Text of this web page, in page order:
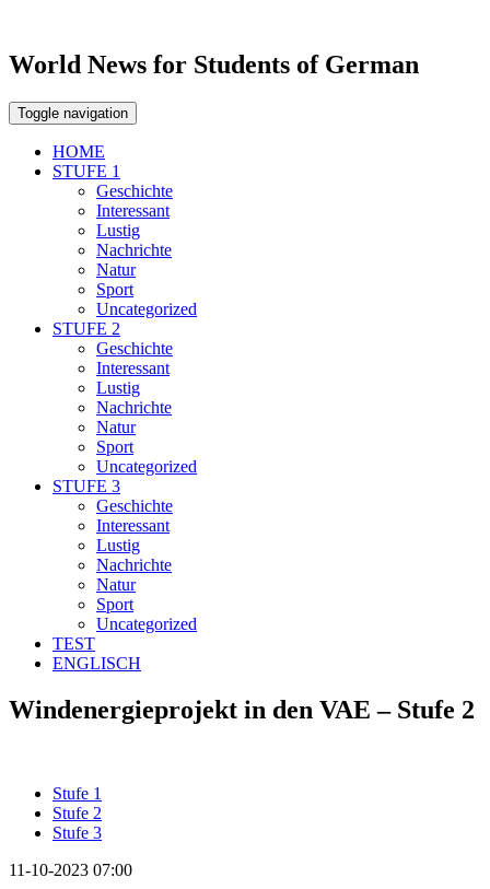
World News for Students of German
Toggle navigation
HOME
STUFE 1
Geschichte
Interessant
Lustig
Nachrichte
Natur
Sport
Uncategorized
STUFE 2
Geschichte
Interessant
Lustig
Nachrichte
Natur
Sport
Uncategorized
STUFE 3
Geschichte
Interessant
Lustig
Nachrichte
Natur
Sport
Uncategorized
TEST
ENGLISCH
Windenergieprojekt in den VAE – Stufe 2
Stufe 1
Stufe 2
Stufe 3
11-10-2023 07:00